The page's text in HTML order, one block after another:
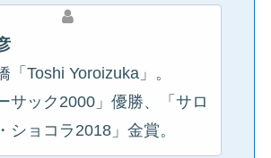
「Toshi Yoroizuka」。
サック2000」優勝、「サロ
ショコラ2018」金賞。